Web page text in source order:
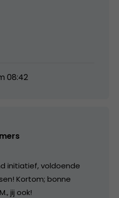
08:42
initiatief, voldoende
Kortom; bonne
jij ook!